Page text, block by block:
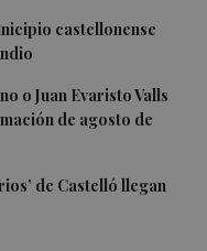
castellonense
o Juan Evaristo Valls
de agosto de
de Castelló llegan